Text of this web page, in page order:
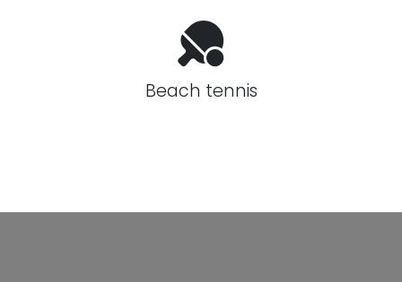
Beach tennis